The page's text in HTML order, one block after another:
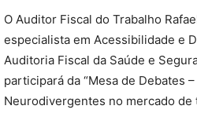
O Auditor Fiscal do Trabalho
especialista em Acessibilidade e
Auditoria Fiscal da Saúde e
participará da “Mesa de Debates
Neurodivergentes no mercado de